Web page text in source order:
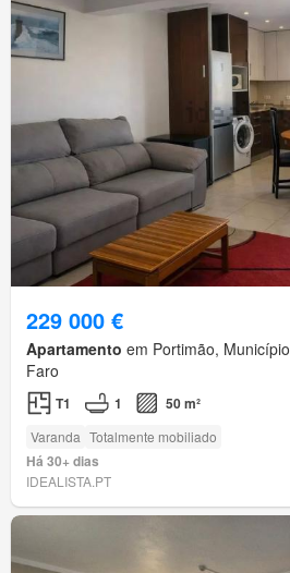
229 000 €
Apartamento em Portimão,
Faro
T1 1 50 m²
Varanda Totalmente mobiliado
Há 30+ dias
IDEALISTA.PT